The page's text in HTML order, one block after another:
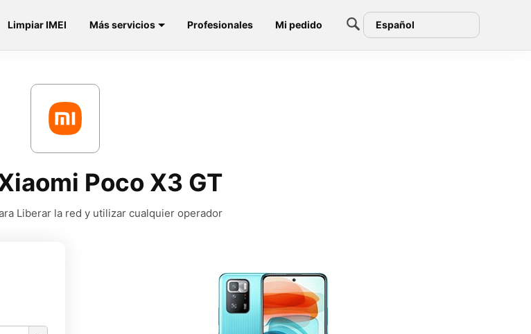
Limpiar IMEI Más servicios Profesionales Mi pedido Español
Poco X3 GT
Liberar la red y utilizar cualquier operador